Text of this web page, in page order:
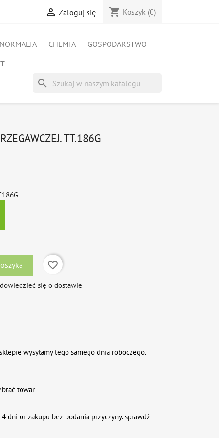
 Zaloguj się shopping_cart Koszyk (0)
NORMALIA CHEMIA
GOSPODARSTWO
search
TT.186G
favorite_border
się o dostawie
wysyłamy tego samego dnia roboczego.
towar
dni or zakupu bez podania przyczyny. sprawdź